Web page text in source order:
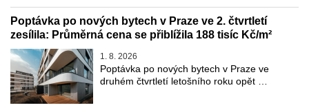
Poptávka po nových bytech v Praze ve 2. čtvrtletí
zesílila: Průměrná cena se přiblížila 188 tisíc Kč/m²
1. 8. 2026
Poptávka po nových bytech v Praze ve
druhém čtvrtletí letošního roku opět …